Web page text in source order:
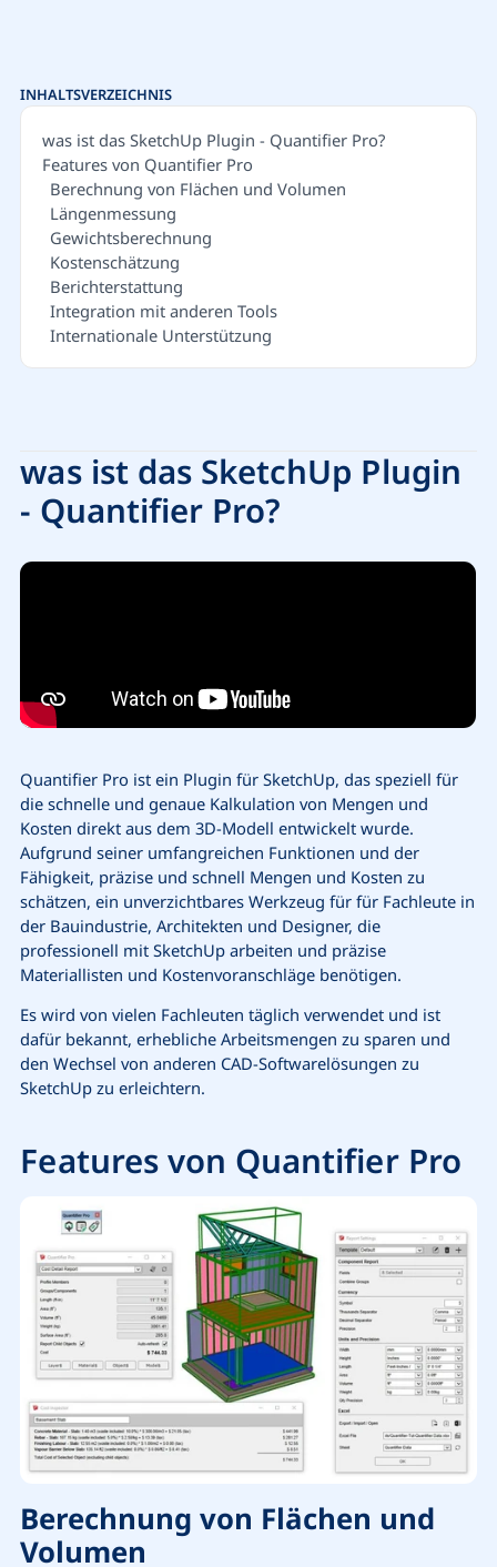
was ist das SketchUp Plugin
- Quantifier Pro?
Quantifier Pro ist ein Plugin für SketchUp,das speziell für
die schnelle und genaue Kalkulation von Mengen und
Kosten direkt aus dem 3D-Modell entwickelt wurde.
Aufgrund seiner umfangreichen Funktionen und der
Fähigkeit, präzise und schnell Mengen und Kosten zu
schätzen, ein unverzichtbares Werkzeug fürfür Fachleute in
der Bauindustrie, Architekten und Designer, die
professionell mit SketchUp arbeiten und präzise
Materiallisten und Kostenvoranschläge benötigen.
Es wird von vielen Fachleuten täglich verwendet und ist
dafür bekannt, erhebliche Arbeitsmengen zu sparen und
den Wechsel von anderen CAD-Softwarelösungen zu
SketchUp zu erleichtern.
Features von Quantifier Pro
Berechnung von Flächen und
Volumen
INHALTSVERZEICHNIS
was ist das SketchUp Plugin - Quantifier Pro?
Features von Quantifier Pro
Berechnung von Flächen und Volumen
Längenmessung
Gewichtsberechnung
Kostenschätzung
Berichterstattung
Integration mit anderen Tools
Internationale Unterstützung